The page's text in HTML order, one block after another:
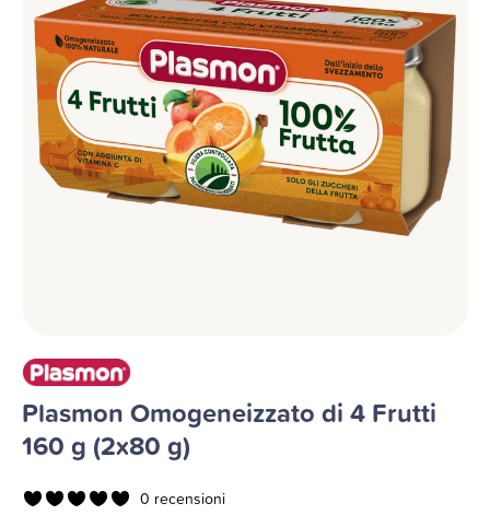
Plasmon Omogeneizzato di 4 Frutti
160 g (2x80 g)
0 recensioni